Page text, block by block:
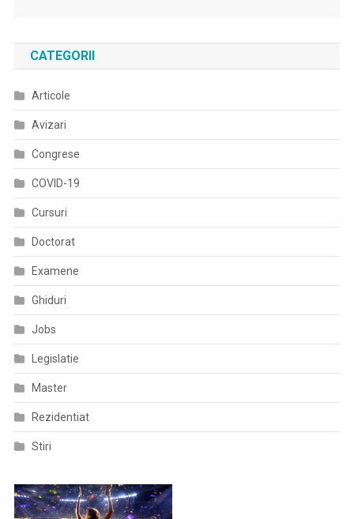
CATEGORII
Articole
Avizari
Congrese
COVID-19
Cursuri
Doctorat
Examene
Ghiduri
Jobs
Legislatie
Master
Rezidentiat
Stiri